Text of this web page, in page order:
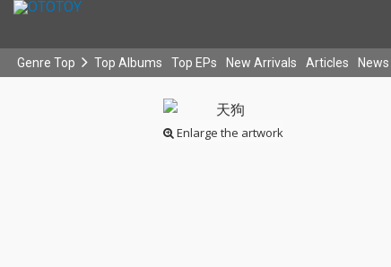
Genre Top Top Albums Top EPs New Arrivals Articles News
Enlarge the artwork